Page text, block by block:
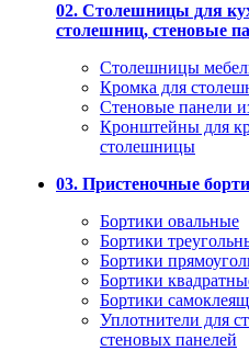
02. Столешницы для
столешниц, стеновые
Столешницы
Кромка для
Стеновые панели
Кронштейны для
столешницы
03. Пристеночные
Бортики овальные
Бортики
Бортики
Бортики
Бортики
Уплотнители для
стеновых панелей